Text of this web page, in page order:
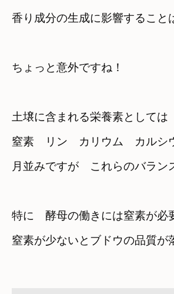
香り成分の生成に影響すること
ちょっと意外ですね！
土壌に含まれる栄養素としては
窒素　リン　カリウム　カル
月並みですが　これらのバラン
特に　酵母の働きには窒素が必
窒素が少ないとブドウの品質が